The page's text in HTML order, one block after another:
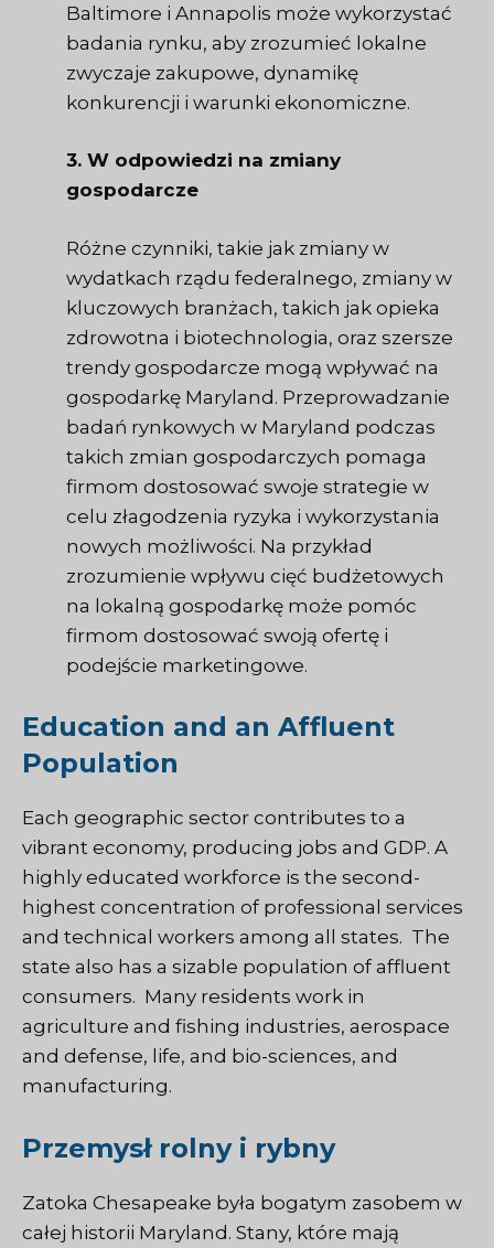
Baltimore i Annapolis może wykorzystać
badania rynku, aby zrozumieć lokalne
zwyczaje zakupowe, dynamikę
konkurencji i warunki ekonomiczne.
3. W odpowiedzi na zmiany
gospodarcze
Różne czynniki, takie jak zmiany w
wydatkach rządu federalnego, zmiany w
kluczowych branżach, takich jak opieka
zdrowotna i biotechnologia, oraz szersze
trendy gospodarcze mogą wpływać na
gospodarkę Maryland. Przeprowadzanie
badań rynkowych w Maryland podczas
takich zmian gospodarczych pomaga
firmom dostosować swoje strategie w
celu złagodzenia ryzyka i wykorzystania
nowych możliwości. Na przykład
zrozumienie wpływu cięć budżetowych
na lokalną gospodarkę może pomóc
firmom dostosować swoją ofertę i
podejście marketingowe.
Education and an Affluent
Population
Each geographic sector contributes to a
vibrant economy, producing jobs and GDP. A
highly educated workforce is the second-
highest concentration of professional services
and technical workers among all states. The
state also has a sizable population of affluent
consumers. Many residents work in
agriculture and fishing industries, aerospace
and defense, life, and bio-sciences, and
manufacturing.
Przemysł rolny i rybny
Zatoka Chesapeake była bogatym zasobem w
całej historii Maryland. Stany, które mają